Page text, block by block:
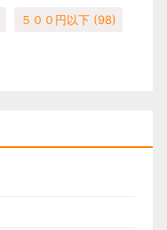
５００円以下 (98)